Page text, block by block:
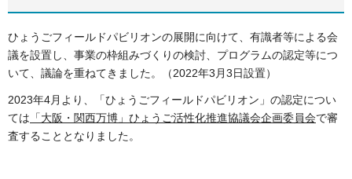
ひょうごフィールドパビリオンの展開に向けて、有識者等による会
議を設置し、事業の枠組みづくりの検討、プログラムの認定等につ
いて、議論を重ねてきました。（2022年3月3日設置）
2023年4月より、「ひょうごフィールドパビリオン」の認定につい
ては 「大阪・関西万博」ひょうご活性化推進協議会企画委員会で審
査することとなりました。